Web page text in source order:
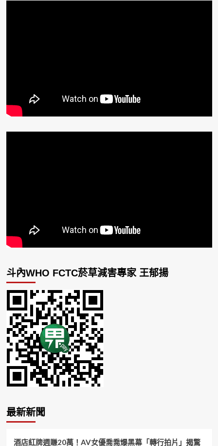
斗內WHO FCTC菸草減害專家 王郁揚
最新新聞
酒店紅牌週賺20萬！AV女優喬喬爆黑幕「轉行拍片」揭驚